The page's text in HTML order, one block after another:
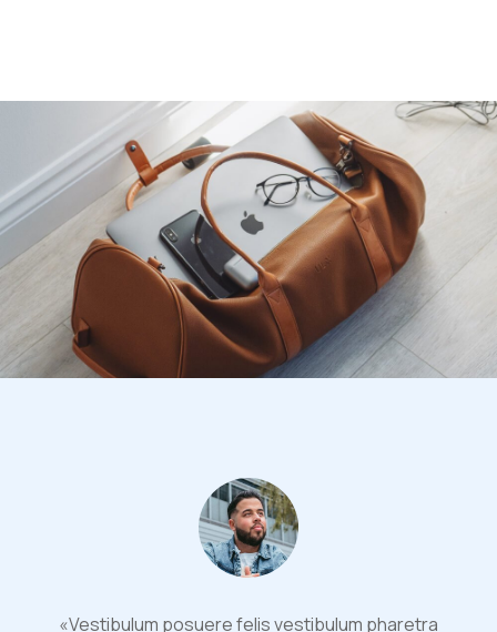
«Vestibulum posuere felis vestibulum pharetra